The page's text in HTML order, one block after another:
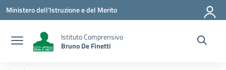
Vai ai contenuti
Vai al menu di navigazione
Vai al footer
Ministero dell'Istruzione e del Merito
Istituto Comprensivo
Bruno De Finetti